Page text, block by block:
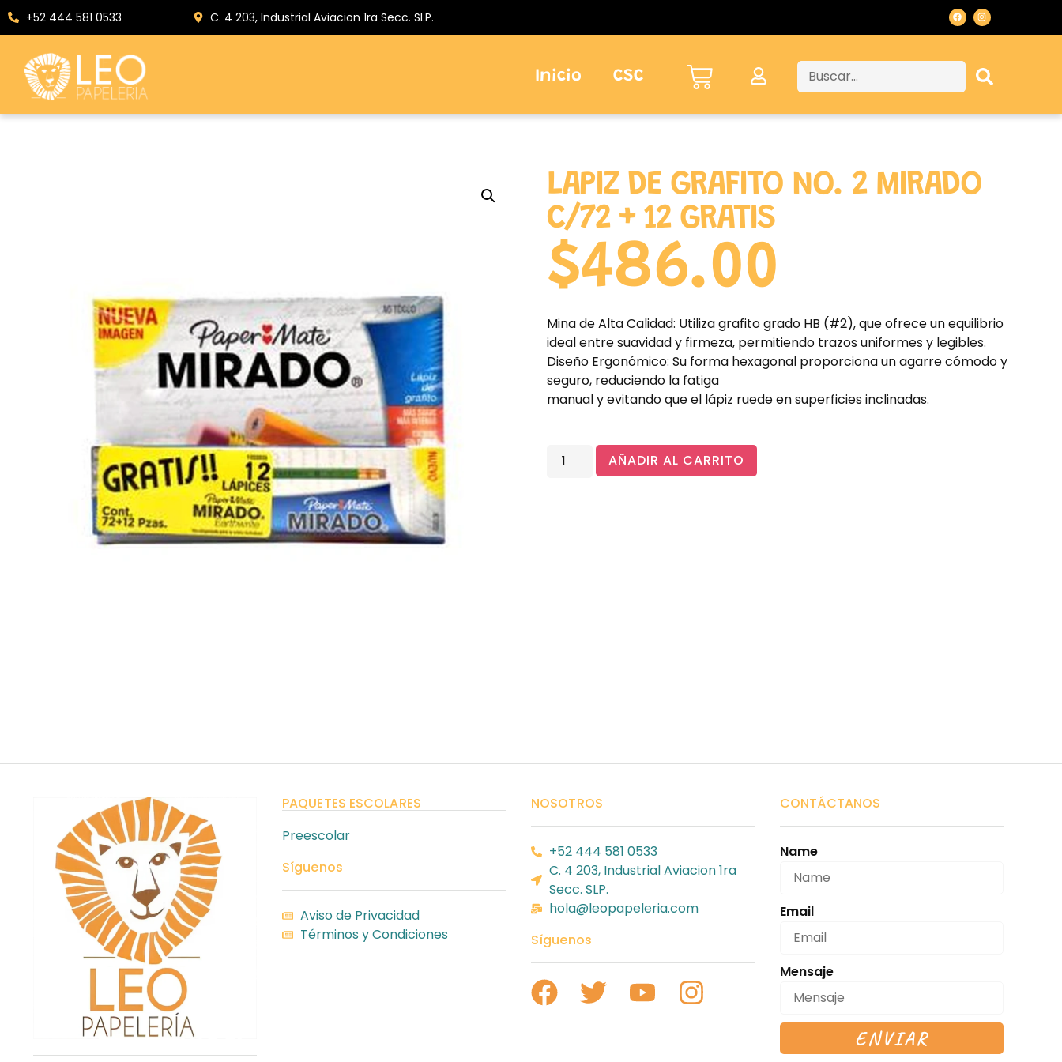
+52 444 581 0533 C. 4 203, Industrial Aviacion 1ra Secc. SLP.
Inicio CSC
LAPIZ DE GRAFITO NO. 2 MIRADO
C/72 + 12 GRATIS
$486.00
Mina de Alta Calidad: Utiliza grafito grado HB (#2), que ofrece un equilibrio
ideal entre suavidad y firmeza, permitiendo trazos uniformes y legibles.
Diseño Ergonómico: Su forma hexagonal proporciona un agarre cómodo y
seguro, reduciendo la fatiga
manual y evitando que el lápiz ruede en superficies inclinadas.
AÑADIR AL CARRITO
PAQUETES ESCOLARES
Preescolar
Síguenos
Aviso de Privacidad
Términos y Condiciones
NOSOTROS
+52 444 581 0533
C. 4 203, Industrial Aviacion 1ra
Secc. SLP.
hola@leopapeleria.com
Síguenos
CONTÁCTANOS
Name
Email
Mensaje
ENVIAR